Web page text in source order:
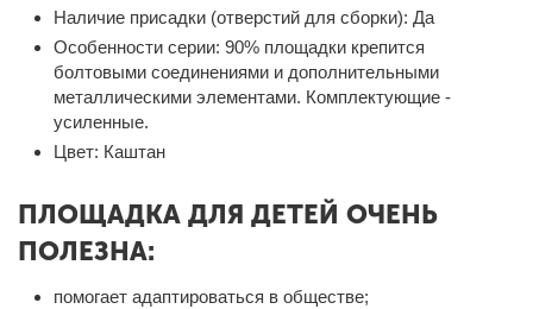
Наличие присадки (отверстий для сборки): Да
Особенности серии: 90% площадки крепится
болтовыми соединениями и дополнительными
металлическими элементами. Комплектующие -
усиленные.
Цвет: Каштан
ПЛОЩАДКА ДЛЯ ДЕТЕЙ ОЧЕНЬ
ПОЛЕЗНА:
помогает адаптироваться в обществе;